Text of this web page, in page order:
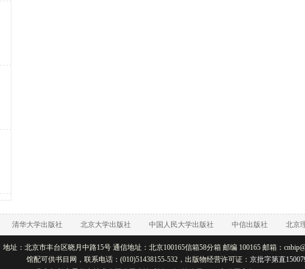
清华大学出版社 北京大学出版社 中国人民大学出版社 中信出版社 北京
地址：北京市丰台区晓月中路15号 通信地址：北京100165信箱58分箱 邮编 100165 邮箱：
馆配可供书目网，联系电话：(010)51438155-532，出版物经营许可证： 京批字第直